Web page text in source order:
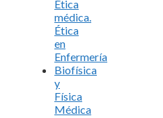
Ética
médica.
Ética
en
Enfermería
Biofísica
y
Física
Médica